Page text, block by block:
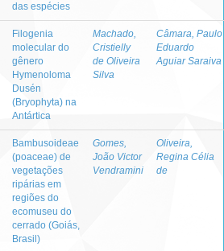
das espécies
Filogenia
molecular do
gênero
Hymenoloma
Dusén
(Bryophyta) na
Antártica
Machado,
Cristielly
de Oliveira
Silva
Câmara, Paulo
Eduardo
Aguiar Saraiva
Bambusoideae
(poaceae) de
vegetações
ripárias em
regiões do
ecomuseu do
cerrado (Goiás,
Brasil)
Gomes,
João Victor
Vendramini
Oliveira,
Regina Célia
de